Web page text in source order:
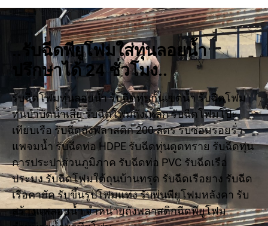
..รับฉีดพียูโฟมใส่ทุ่นลอยน้ำ
ปรึกษาได้ 24 ชั่วโมง..
รับฉีดโฟมทุ่นลอยน้ำ รับฉีดทุ่นกั้นเขตน้ำ รับฉีดโฟม
ทุ่นบำบัดน้ำเสีย รับฉีดโฟมถังเหล็ก รับฉีดโฟมโป๊ะ
เทียบเรือ รับฉีดถังพลาสติก 200 ลิตร รับซ่อมรอยรั่ว
แพจมน้ำ รับฉีดท่อ HDPE รับฉีดทุ่นดูดทราย รับฉีดทุ่น
การประปาส่วนภูมิภาค รับฉีดท่อ PVC รับฉีดเรือ
ประมง รับฉีดโฟมใต้ถุนบ้านทรุด รับฉีดเรือยาง รับฉีด
เรือคายัค รับขึ้นรูปโฟมแท่ง รับพ่นพียูโฟมหลังคา รับ
สร้างแพลอยน้ำ จำหน่ายถังพลาสติกฉีดพียูโฟม